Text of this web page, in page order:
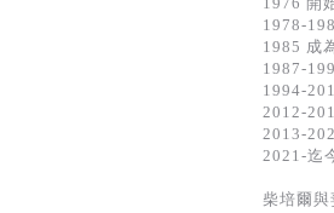
1978-
1985 成
1987-
1994-
2012-
2013-
2021-迄
柴培爾